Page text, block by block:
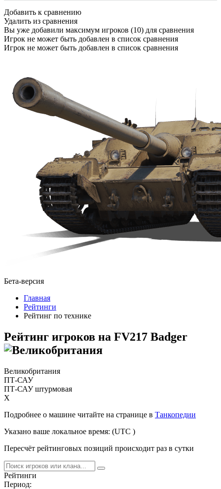
Добавить к сравнению
Удалить из сравнения
Вы уже добавили максимум игроков (10) для сравнения
Игрок не может быть добавлен в список сравнения
Игрок не может быть добавлен в список сравнения
Бета-версия
Главная
Рейтинги
Рейтинг по технике
Рейтинг игроков на FV217 Badger
Великобритания
ПТ-САУ
ПТ-САУ штурмовая
X
Подробнее о машине читайте на странице в Танкопедии
Указано ваше локальное время: (UTC )
Пересчёт рейтинговых позиций происходит раз в сутки
Рейтинги
Период: